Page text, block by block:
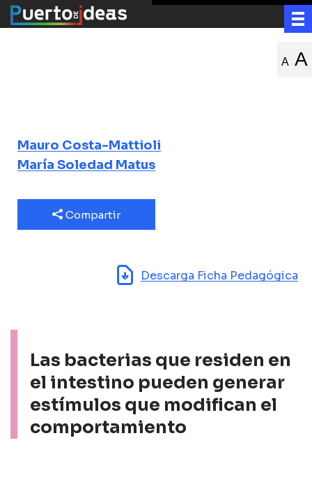
A A
Mauro Costa-Mattioli
María Soledad Matus
Compartir
Descarga Ficha Pedagógica
Las bacterias que residen en
el intestino pueden generar
estímulos que modifican el
comportamiento